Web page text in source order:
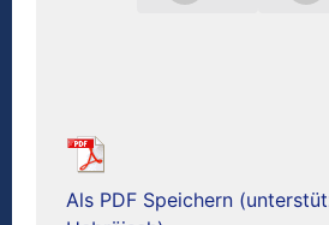
Als PDF Speichern